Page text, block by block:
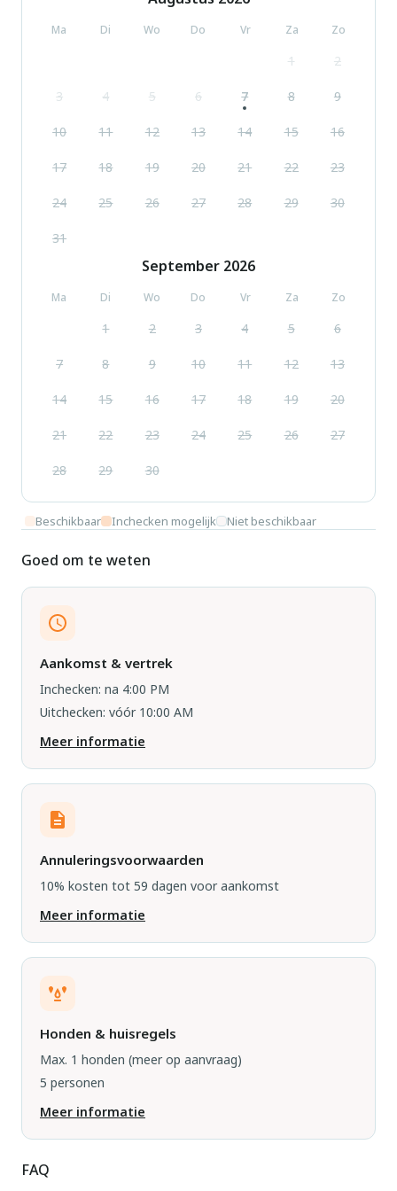
De omgeving is gevoelig voor geluidsoverlast. Gelieve geen
lawaai te maken en de rust te bewaren.
Ma Di Wo Do Vr Za Zo
1 2
3 4 5 6 7 8 9
10 11 12 13 14 15 16
17 18 19 20 21 22 23
24 25 26 27 28 29 30
31
September 2026
Ma Di Wo Do Vr Za Zo
1 2 3 4 5 6
7 8 9 10 11 12 13
14 15 16 17 18 19 20
21 22 23 24 25 26 27
28 29 30
Beschikbaar Inchecken mogelijk Niet beschikbaar
Goed om te weten
Aankomst & vertrek
Inchecken: na 4:00 PM
Uitchecken: vóór 10:00 AM
Meer informatie
Annuleringsvoorwaarden
10% kosten tot 59 dagen voor aankomst
Meer informatie
Honden & huisregels
Max. 1 honden (meer op aanvraag)
5 personen
Meer informatie
FAQ